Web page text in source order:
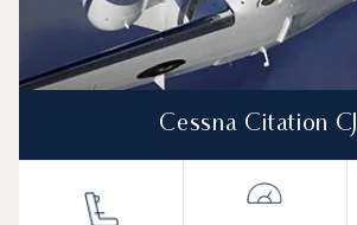
Cessna Citation